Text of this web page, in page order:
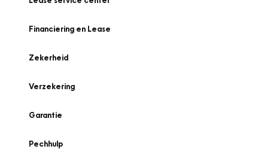
Financiering en Lease
Zekerheid
Verzekering
Garantie
Pechhulp